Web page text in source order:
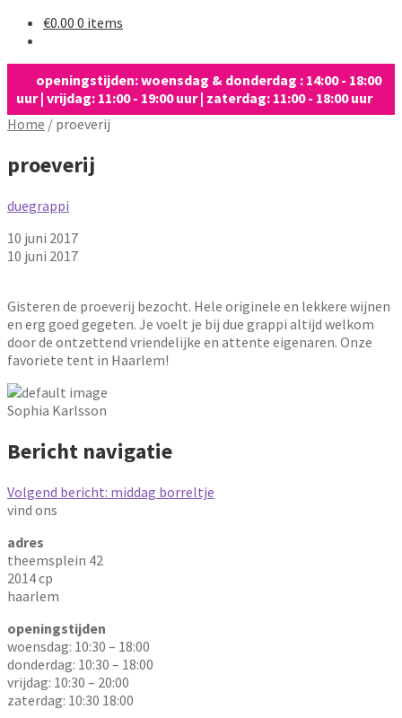
€0.00 0 items
openingstijden: woensdag & donderdag : 14:00 - 18:00
uur | vrijdag: 11:00 - 19:00 uur | zaterdag: 11:00 - 18:00 uur
Home / proeverij
proeverij
duegrappi
10 juni 2017
10 juni 2017
Gisteren de proeverij bezocht. Hele originele en lekkere wijnen
en erg goed gegeten. Je voelt je bij due grappi altijd welkom
door de ontzettend vriendelijke en attente eigenaren. Onze
favoriete tent in Haarlem!
Sophia Karlsson
Bericht navigatie
Volgend bericht: middag borreltje
vind ons
adres
theemsplein 42
2014 cp
haarlem
openingstijden
woensdag: 10:30 – 18:00
donderdag: 10:30 – 18:00
vrijdag: 10:30 – 20:00
zaterdag: 10:30 18:00